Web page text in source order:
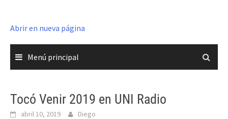
Abrir en nueva página
Menú principal
Tocó Venir 2019 en UNI Radio
abril 10, 2019 Diego